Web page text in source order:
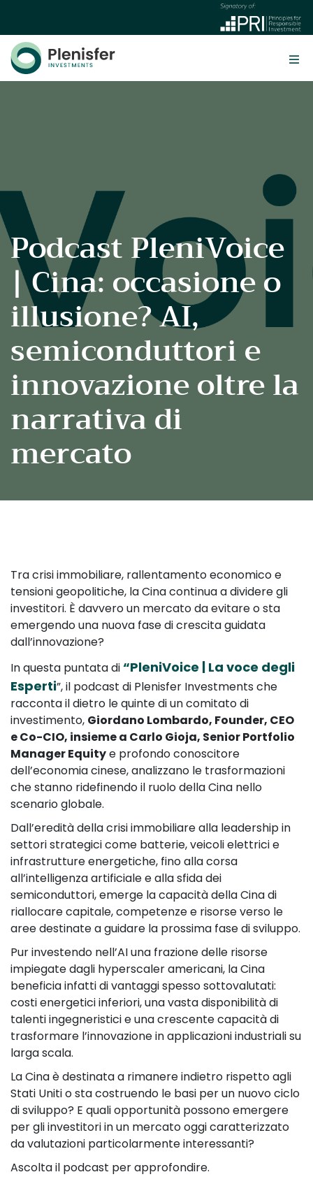
Podcast PleniVoice
| Cina: occasione o
illusione? AI,
semiconduttori e
innovazione oltre la
narrativa di
mercato
Tra crisi immobiliare, rallentamento economico e
tensioni geopolitiche, la Cina continua a dividere gli
investitori. È davvero un mercato da evitare o sta
emergendo una nuova fase di crescita guidata
dall’innovazione?
In questa puntata di“PleniVoice | La voce degli
Esperti”, il podcast di Plenisfer Investments che
racconta il dietro le quinte di un comitato di
investimento, Giordano Lombardo, Founder, CEO
e Co-CIO, insieme a Carlo Gioja, Senior Portfolio
Manager Equitye profondo conoscitore
dell’economia cinese, analizzano le trasformazioni
che stanno ridefinendo il ruolo della Cina nello
scenario globale.
Dall’eredità della crisi immobiliare alla leadership in
settori strategici come batterie, veicoli elettrici e
infrastrutture energetiche, fino alla corsa
all’intelligenza artificiale e alla sfida dei
semiconduttori, emerge la capacità della Cina di
riallocare capitale, competenze e risorse verso le
aree destinate a guidare la prossima fase di sviluppo.
Pur investendo nell’AI una frazione delle risorse
impiegate dagli hyperscaler americani, la Cina
beneficia infatti di vantaggi spesso sottovalutati:
costi energetici inferiori, una vasta disponibilità di
talenti ingegneristici e una crescente capacità di
trasformare l’innovazione in applicazioni industriali su
larga scala.
La Cina è destinata a rimanere indietro rispetto agli
Stati Uniti o sta costruendo le basi per un nuovo ciclo
di sviluppo? E quali opportunità possono emergere
per gli investitori in un mercato oggi caratterizzato
da valutazioni particolarmente interessanti?
Ascolta il podcast per approfondire.